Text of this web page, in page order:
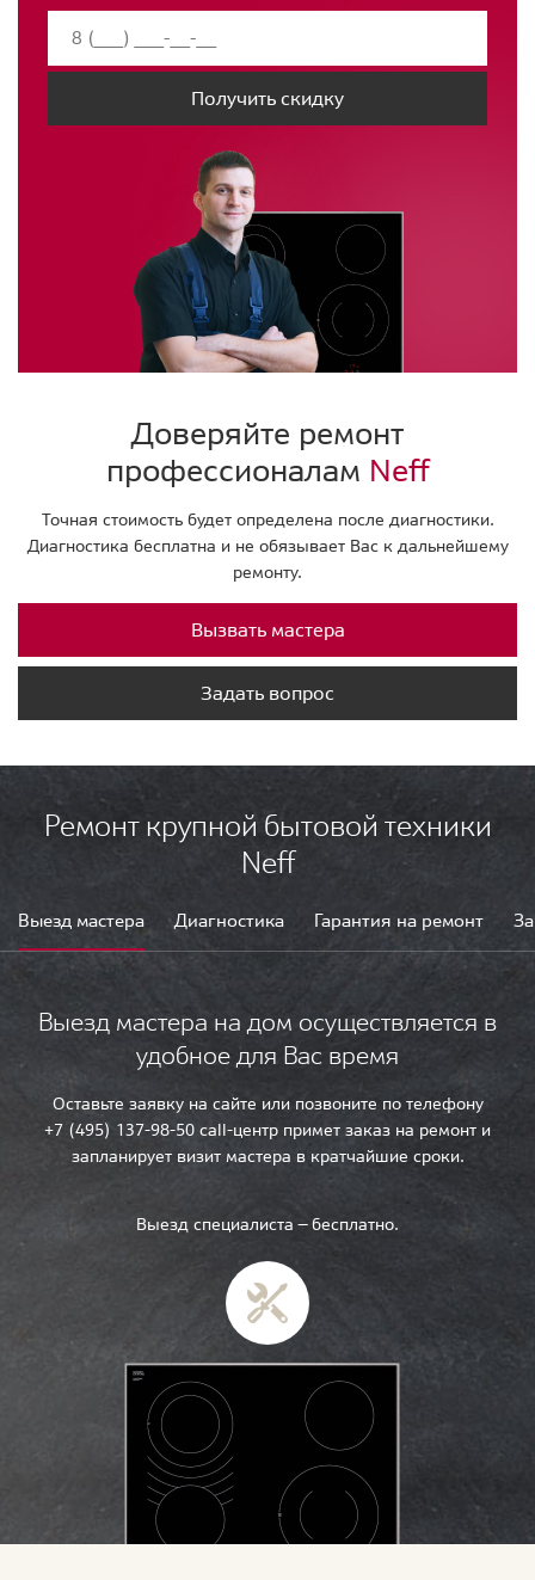
Получить скидку
Доверяйте ремонт
профессионалам Neff
Точная стоимость будет определена после диагностики.
Диагностика бесплатна и не обязывает Вас к дальнейшему
ремонту.
Вызвать мастера
Задать вопрос
Ремонт крупной бытовой техники
Neff
Выезд мастера Диагностика Гарантия на ремонт
Выезд мастера на дом осуществляется в
удобное для Вас время
Оставьте заявку на сайте или позвоните по телефону
+7 (495) 137-98-50 call-центр примет заказ на ремонт и
запланирует визит мастера в кратчайшие сроки.
Выезд специалиста — бесплатно.